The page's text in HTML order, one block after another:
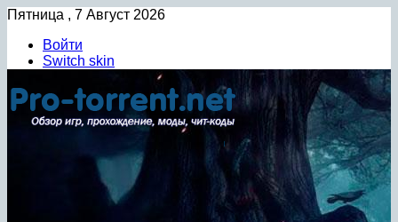
Пятница , 7 Август 2026
Войти
Switch skin